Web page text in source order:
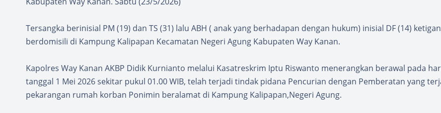
Tersangka berinisial PM (19) dan TS (31) lalu ABH ( anak yang berhadapan dengan hukum) inisial DF (14)
berdomisili di Kampung Kalipapan Kecamatan Negeri Agung Kabupaten Way Kanan.
Kapolres Way Kanan AKBP Didik Kurnianto melalui Kasatreskrim Iptu Riswanto menerangkan berawal pada
tanggal 1 Mei 2026 sekitar pukul 01.00 WIB, telah terjadi tindak pidana Pencurian dengan Pemberatan yang
pekarangan rumah korban Ponimin beralamat di Kampung Kalipapan,Negeri Agung.